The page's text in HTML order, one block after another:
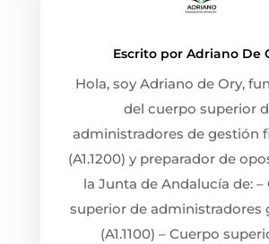
Escrito porAdriano De
Hola, soy Adriano de Ory,
del cuerpo superior
administradores de gestión
(A1.1200) y preparador de
la Junta de Andalucía de: –
superior de administradores
(A1.1100) – Cuerpo